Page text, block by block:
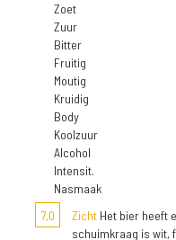
Zoet
Zuur
Bitter
Fruitig
Moutig
Kruidig
Body
Koolzuur
Alcohol
Intensit.
Nasmaak
7,0
Zicht Het bier heeft
schuimkraag is wit,